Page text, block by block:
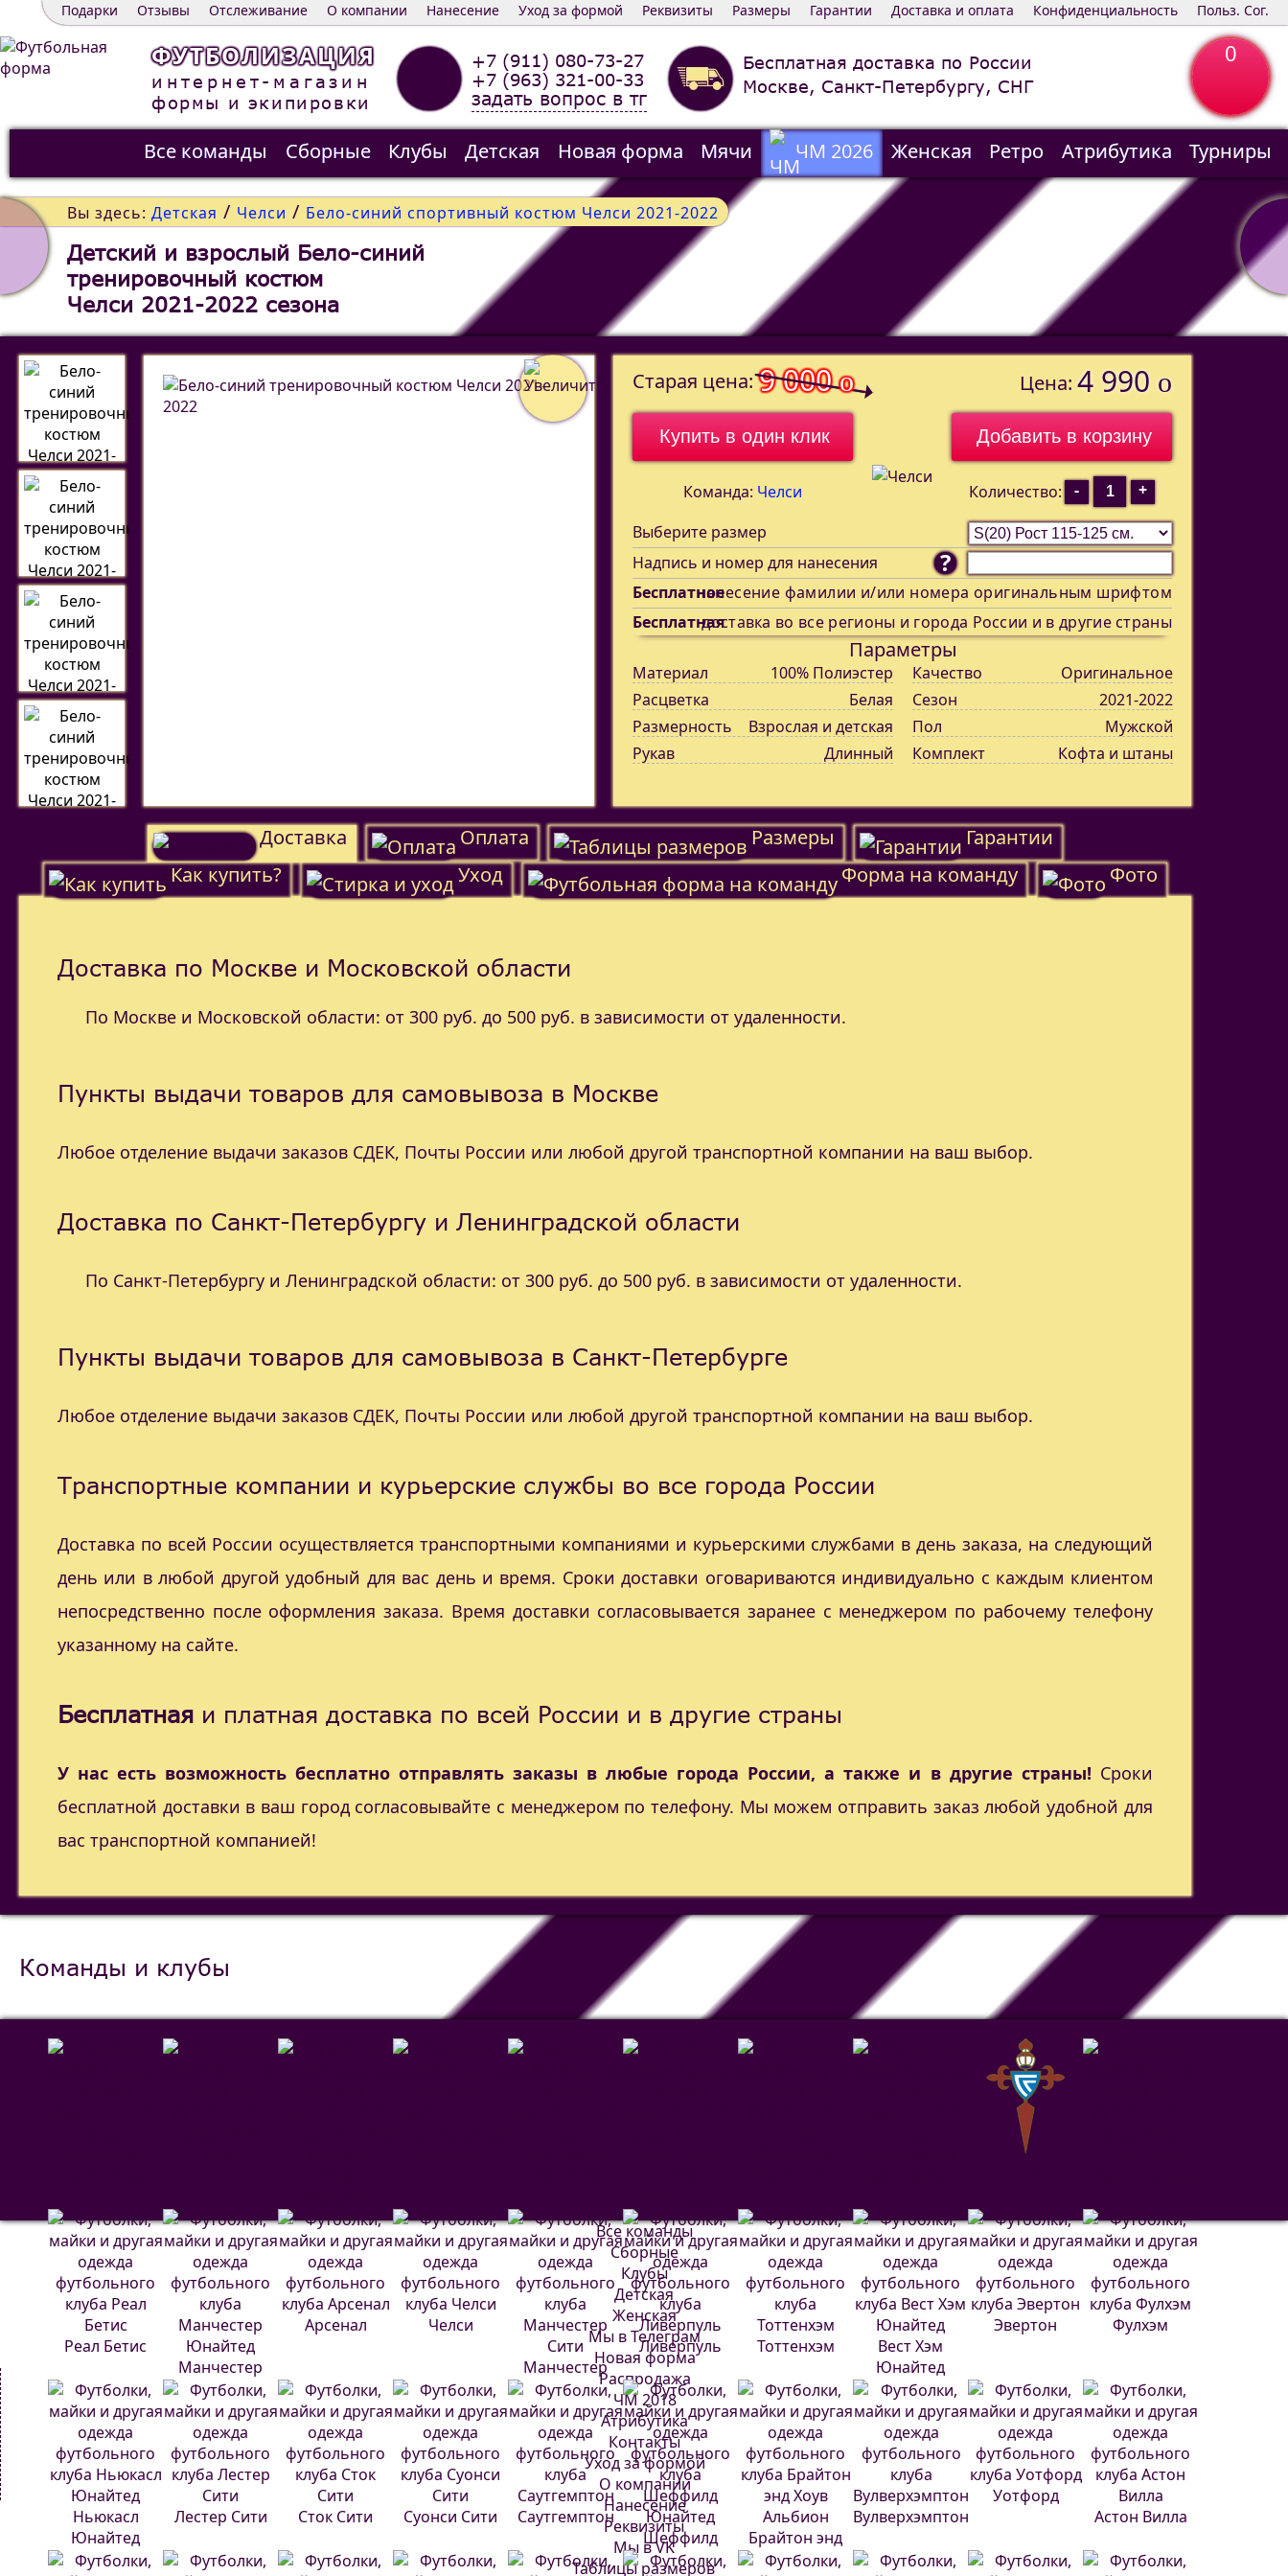
Польз. Сог.
Конфиденциальность
Доставка и оплата
Гарантии
Размеры
Реквизиты
Уход за формой
Нанесение
О компании
Отслеживание
Отзывы
Подарки
ФУТБОЛИЗАЦИЯ
интернет-магазин
формы и экипировки
+7 (911) 080-73-27
+7 (963) 321-00-33
задать вопрос в тг
Бесплатная доставка по России
Москве, Санкт-Петербургу, СНГ
Все команды Сборные Клубы Детская Новая форма Мячи ЧМ 2026 Женская Ретро Атрибутика
Турниры
Распродажа
Контакты
Вы здесь: Детская / Челси / Бело-синий спортивный костюм Челси 2021-2022
Детский и взрослый Бело-синий
тренировочный костюм
Челси 2021-2022 сезона
Старая цена: 9 000o Цена: 4 990 o
Купить в один клик
Команда: Челси Количество: -
+
Выберите размер
Надпись и номер для нанесения
?
Бесплатноенанесение фамилии и/или номера оригинальным шрифтом
Бесплатнаядоставка во все регионы и города России и в другие страны
Параметры
Материал 100% Полиэстер Качество
Оригинальное
Расцветка
Белая Сезон
2021-2022
Размерность
Взрослая и детская Пол
Мужской
Рукав
Длинный Комплект Кофта и штаны
Доставка Оплата Размеры
Гарантии
Как купить?
Уход Форма на команду Фото
Доставка по Москве и Московской области
По Москве и Московской области: от 300 руб. до 500 руб. в зависимости от удаленности.
Пункты выдачи товаров для самовывоза в Москве
Любое отделение выдачи заказов СДЕК, Почты России или любой другой транспортной компании на ваш выбор.
Доставка по Санкт-Петербургу и Ленинградской области
По Санкт-Петербургу и Ленинградской области: от 300 руб. до 500 руб. в зависимости от удаленности.
Пункты выдачи товаров для самовывоза в Санкт-Петербурге
Любое отделение выдачи заказов СДЕК, Почты России или любой другой транспортной компании на ваш выбор.
Транспортные компании и курьерские службы во все города России
Доставка по всей России осуществляется транспортными компаниями и курьерскими службами в день заказа, на следующий
день или в любой другой удобный для вас день и время. Сроки доставки оговариваются индивидуально с каждым клиентом
непосредственно после оформления заказа. Время доставки согласовывается заранее с менеджером по рабочему телефону
указанному на сайте.
Бесплатная и платная доставка по всей России и в другие страны
У нас есть возможность бесплатно отправлять заказы в любые города России, а также и в другие страны! Сроки
бесплатной доставки в ваш город согласовывайте с менеджером по телефону. Мы можем отправить заказ любой удобной для
вас транспортной компанией!
0
Команды и клубы
Реал Бетис
Манчестер
Юнайтед
Арсенал
Челси
Манчестер
Сити
Ливерпуль Тоттенхэм
Вест Хэм
Юнайтед
Эвертон Фулхэм
Ньюкасл
Юнайтед
Лестер Сити Сток Сити Суонси Сити
Саутгемптон
Шеффилд
Юнайтед
Брайтон энд
Хоув Альбион
Вулверхэмптон
Уотфорд
Астон Вилла
Все команды
Сборные
Клубы
Детская
Женская
Мы в Телеграм
Новая форма
Распродажа
ЧМ 2018
Атрибутика
Контакты
Уход за формой
О компании
Нанесение
Реквизиты
Мы в VK
Таблицы размеров